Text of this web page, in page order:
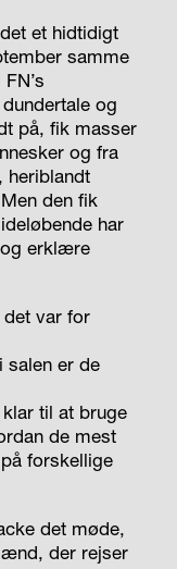
et hidtidigt
samme
og
på, fik masser
og fra
heriblandt
den fik
har
erklære
det var for
salen er de
til at bruge
de mest
forskellige
det møde,
der rejser